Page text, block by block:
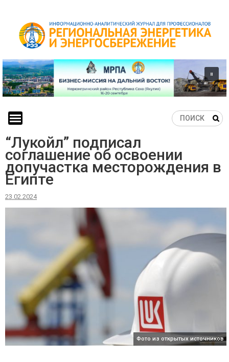
content
“Лукойл” подписал
соглашение об освоении
допучастка месторождения в
Египте
23.02.2024
Фото из открытых источников